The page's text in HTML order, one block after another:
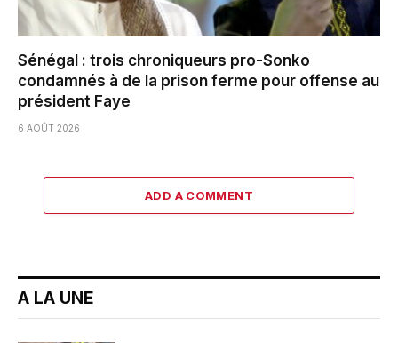
Sénégal : trois chroniqueurs pro-Sonko
condamnés à de la prison ferme pour offense au
président Faye
6 AOÛT 2026
ADD A COMMENT
A LA UNE